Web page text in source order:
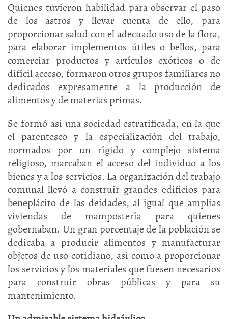
Quienes tuvieron habilidad para observar el paso
de los astros y llevar cuenta de ello, para
proporcionar salud con el adecuado uso de la flora,
para elaborar implementos útiles o bellos, para
comerciar productos y artículos exóticos o de
difícil acceso, formaron otros grupos familiares no
dedicados expresamente a la producción de
alimentos y de materias primas.
Se formó así una sociedad estratificada, en la que
el parentesco y la especialización del trabajo,
normados por un rígido y complejo sistema
religioso, marcaban el acceso del individuo a los
bienes y a los servicios. La organización del trabajo
comunal llevó a construir grandes edificios para
beneplácito de las deidades, al igual que amplias
viviendas de mampostería para quienes
gobernaban. Un gran porcentaje de la población se
dedicaba a producir alimentos y manufacturar
objetos de uso cotidiano, así como a proporcionar
los servicios y los materiales que fuesen necesarios
para construir obras públicas y para su
mantenimiento.